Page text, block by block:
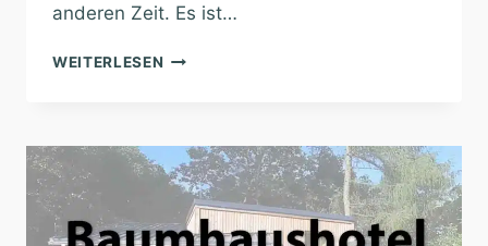
anderen Zeit. Es ist…
WEITERLESEN BAUMHAUSHOTEL